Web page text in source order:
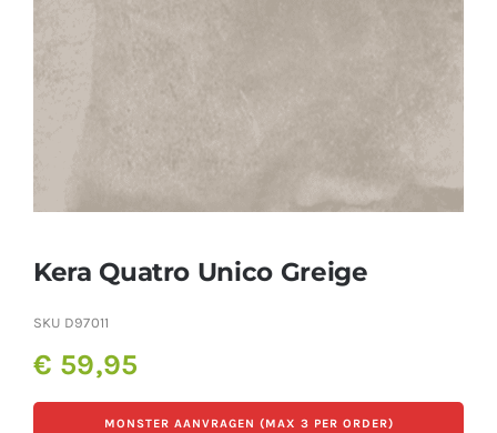
Kera Quatro Unico Greige
SKU D97011
€ 59,95
MONSTER AANVRAGEN (MAX 3 PER ORDER)